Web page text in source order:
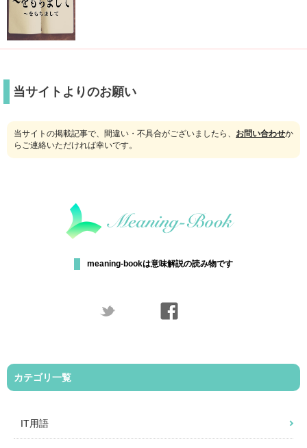
当サイトよりのお願い
当サイトの掲載記事で、間違い・不具合がございましたら、 お問い合わせか
らご連絡いただければ幸いです。
meaning-bookは意味解説の読み物です
カテゴリ一覧
IT用語